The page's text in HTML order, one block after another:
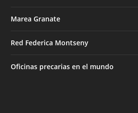
Marea Granate
Red Federica Montseny
Oficinas precarias en el mundo